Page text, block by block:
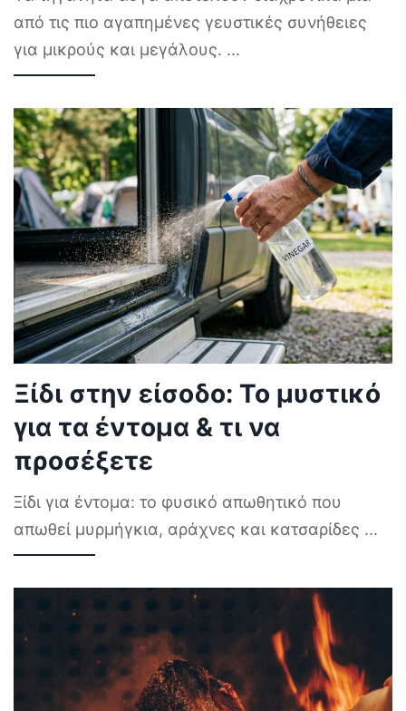
από τις πιο αγαπημένες γευστικές συνήθειες
για μικρούς και μεγάλους. ...
Ξίδι στην είσοδο: Το μυστικό
για τα έντομα & τι να
προσέξετε
Ξίδι για έντομα: το φυσικό απωθητικό που
απωθεί μυρμήγκια, αράχνες και κατσαρίδες ...